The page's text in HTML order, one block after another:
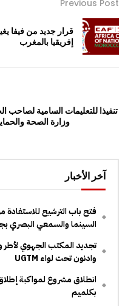
Previous Post
قرار جديد من فيفا
إفريقيا بالمغرب
تنفيذا للتعليمات السامية لصاحب
وزارة الصحة
آخر الأخبار
السينما والسمعي البصري
تجديد المكتب الجهوي
وادنون تحت لواء UGTM
انطلاق مشروع لمواكبة
بكلميم